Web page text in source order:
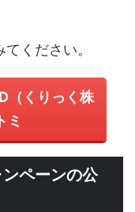
ください。
（くりっく株
ミ
ペーンの公